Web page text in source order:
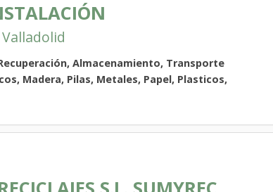
Valladolid
Almacenamiento, Transporte
Madera, Pilas, Metales, Papel, Plasticos,